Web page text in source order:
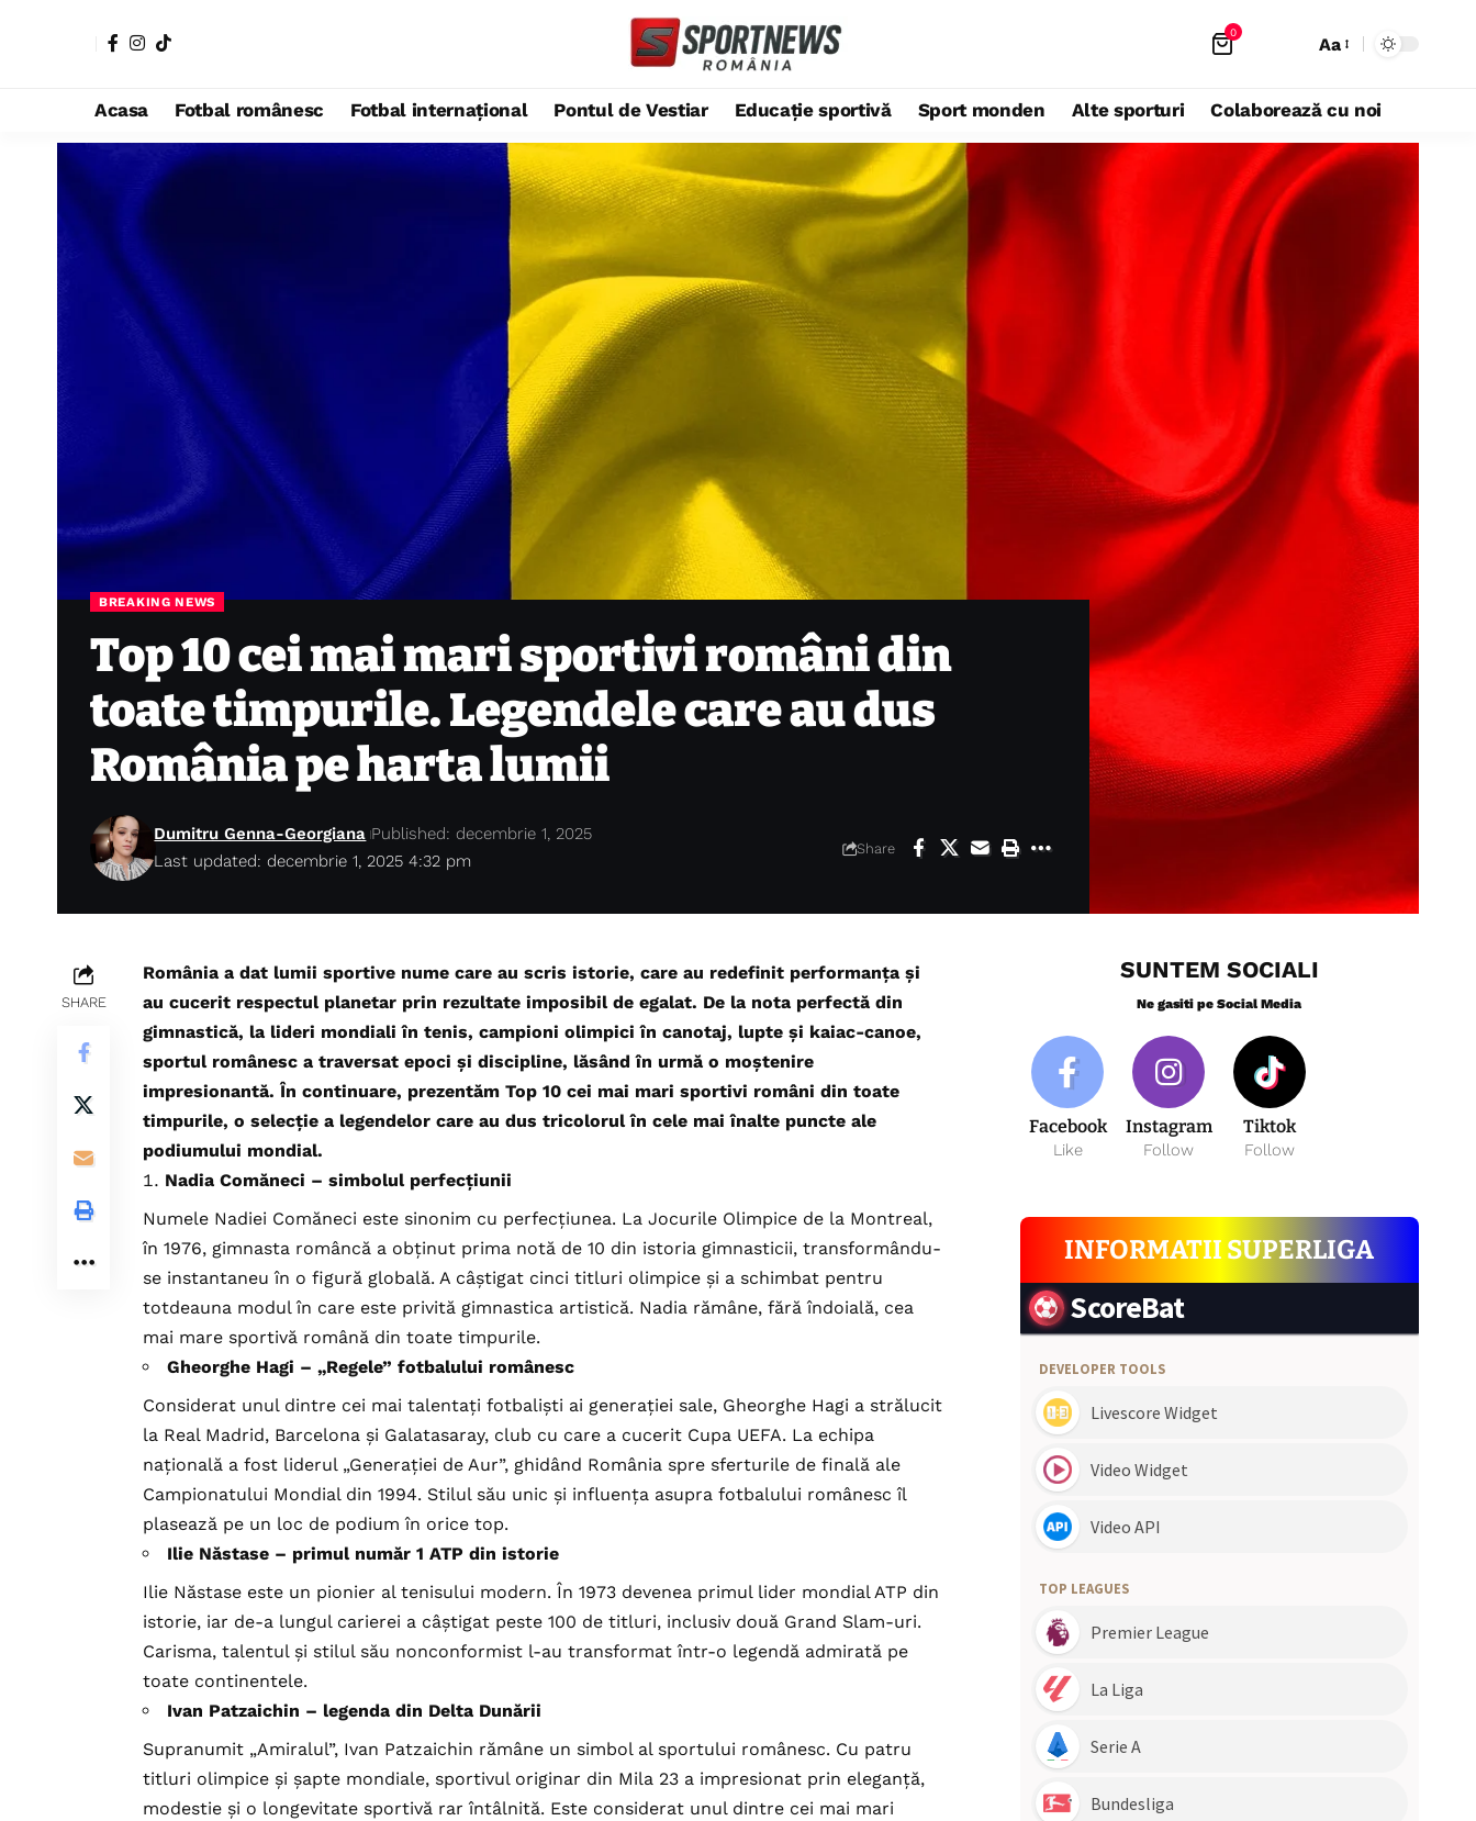
0
Aa
Acasa Fotbal românesc Fotbal internațional Pontul de Vestiar Educație sportivă Sport monden Alte sporturi Colaborează cu noi
BREAKING NEWS
Top 10 cei mai mari sportivi români din
toate timpurile. Legendele care au dus
România pe harta lumii
Last updated: decembrie 1, 2025 4:32 pm
Dumitru Genna-Georgiana Published: decembrie 1, 2025
Share
SHARE
România a dat lumii sportive nume care au scris istorie, care au redefinit performanța și
au cucerit respectul planetar prin rezultate imposibil de egalat. De la nota perfectă din
gimnastică, la lideri mondiali în tenis, campioni olimpici în canotaj, lupte și kaiac-canoe,
sportul românesc a traversat epoci și discipline, lăsând în urmă o moștenire
impresionantă. În continuare, prezentăm Top 10 cei mai mari sportivi români din toate
timpurile, o selecție a legendelor care au dus tricolorul în cele mai înalte puncte ale
podiumului mondial.
Nadia Comăneci – simbolul perfecțiunii
Numele Nadiei Comăneci este sinonim cu perfecțiunea. La Jocurile Olimpice de la Montreal,
în 1976, gimnasta româncă a obținut prima notă de 10 din istoria gimnasticii, transformându-
se instantaneu în o figură globală. A câștigat cinci titluri olimpice și a schimbat pentru
totdeauna modul în care este privită gimnastica artistică. Nadia rămâne, fără îndoială, cea
mai mare sportivă română din toate timpurile.
Gheorghe Hagi – „Regele” fotbalului românesc
Considerat unul dintre cei mai talentați fotbaliști ai generației sale, Gheorghe Hagi a strălucit
la Real Madrid, Barcelona și Galatasaray, club cu care a cucerit Cupa UEFA. La echipa
națională a fost liderul „Generației de Aur”, ghidând România spre sferturile de finală ale
Campionatului Mondial din 1994. Stilul său unic și influența asupra fotbalului românesc îl
plasează pe un loc de podium în orice top.
Ilie Năstase – primul număr 1 ATP din istorie
Ilie Năstase este un pionier al tenisului modern. În 1973 devenea primul lider mondial ATP din
istorie, iar de-a lungul carierei a câștigat peste 100 de titluri, inclusiv două Grand Slam-uri.
Carisma, talentul și stilul său nonconformist l-au transformat într-o legendă admirată pe
toate continentele.
Ivan Patzaichin – legenda din Delta Dunării
Supranumit „Amiralul”, Ivan Patzaichin rămâne un simbol al sportului românesc. Cu patru
titluri olimpice și șapte mondiale, sportivul originar din Mila 23 a impresionat prin eleganță,
modestie și o longevitate sportivă rar întâlnită. Este considerat unul dintre cei mai mari
SUNTEM SOCIALI
Ne gasiti pe Social Media
Facebook
Like
Instagram
Follow
Tiktok
Follow
INFORMATII SUPERLIGA